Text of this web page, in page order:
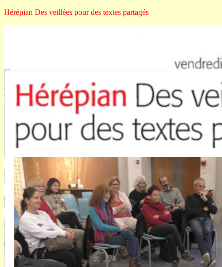
Hérépian Des veillées pour des textes partagés